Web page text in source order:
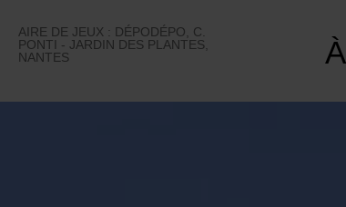
content
AIRE DE JEUX : DÉPODÉPO, C.
PONTI - JARDIN DES PLANTES,
NANTES